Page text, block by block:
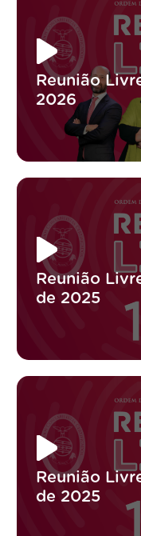
Reunião
2026
Reunião
de 2025
Reunião
de 2025